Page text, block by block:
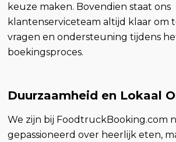
keuze maken. Bovendien staat ons
klantenserviceteam altijd klaar om
vragen en ondersteuning tijdens
boekingsproces.
Duurzaamheid en Lokaal
We zijn bij FoodtruckBooking.com
gepassioneerd over heerlijk eten,